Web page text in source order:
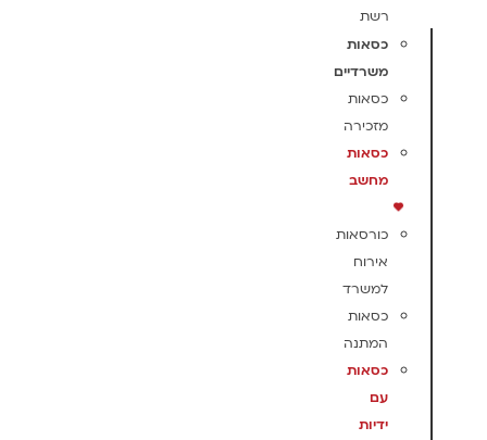
רשת
כסאות
משרדיים
כסאות
מזכירה
כסאות
מחשב
כורסאות
אירוח
למשרד
כסאות
המתנה
כסאות
עם
ידיות